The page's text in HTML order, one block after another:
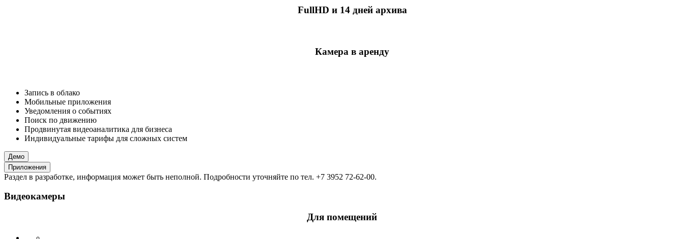
FullHD и 14 дней архива
Камера в аренду
Запись в облако
Мобильные приложения
Уведомления о событиях
Поиск по движению
Продвинутая видеоаналитика для бизнеса
Индивидуальные тарифы для сложных систем
Демо
Приложения
Раздел в разработке, информация может быть неполной. Подробности уточняйте по тел. +7 3952 72-62-00.
Видеокамеры
Для помещений